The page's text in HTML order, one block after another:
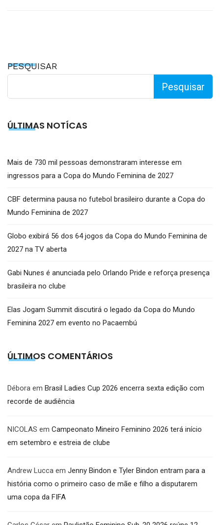
PESQUISAR
Pesquisar
ÚLTIMAS NOTÍCAS
Mais de 730 mil pessoas demonstraram interesse em
ingressos para a Copa do Mundo Feminina de 2027
CBF determina pausa no futebol brasileiro durante a Copa do
Mundo Feminina de 2027
Globo exibirá 56 dos 64 jogos da Copa do Mundo Feminina de
2027 na TV aberta
Gabi Nunes é anunciada pelo Orlando Pride e reforça presença
brasileira no clube
Elas Jogam Summit discutirá o legado da Copa do Mundo
Feminina 2027 em evento no Pacaembú
ÚLTIMOS COMENTÁRIOS
Débora em Brasil Ladies Cup 2026 encerra sexta edição com
recorde de audiência
NICOLAS em Campeonato Mineiro Feminino 2026 terá início
em setembro e estreia de clube
Andrew Lucca em Jenny Bindon e Tyler Bindon entram para a
história como o primeiro caso de mãe e filho a disputarem
uma copa da FIFA